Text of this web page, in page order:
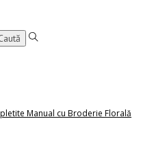
Manual cu Broderie Florală